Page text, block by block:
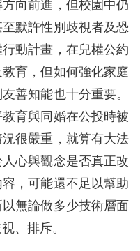
向前進，但校園中仍
默許性別歧視者及恐
動計畫，在兒權公約
育，但如何強化家庭
善知能也十分重要。
育與同婚在公投時被
很嚴重，就算有大法
心與觀念是否真正改
，可能還不足以幫助
無論做多少技術層面
、排斥。